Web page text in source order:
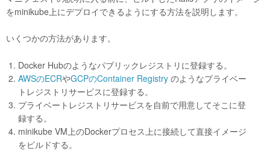
をminikube上にデプロイできるようにする方法を説明します。
いくつかの方法があります。
Docker Hubのようなパブリックレジストリに登録する。
AWSのECRやGCPのContainer Registry のようなプライベー
トレジストリサービスに登録する。
プライベートレジストリサービスを自前で用意してそこに登
録する。
minikube VM上のDockerプロセス上に接続して直接イメージ
をビルドする。